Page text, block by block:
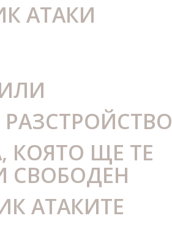
АТАКИ
КОЯТО ЩЕ ТЕ
СВОБОДЕН
АТАКИТЕ